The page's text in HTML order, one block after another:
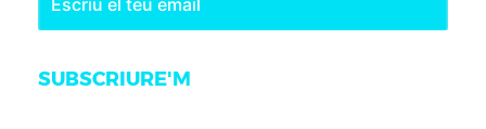
SUBSCRIURE'M